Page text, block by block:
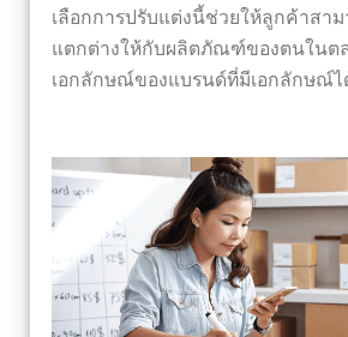
เลือกการปรับแต่งนี้ช่วยให้ลูกค้าสา
แตกต่างให้กับผลิตภัณฑ์ของตนในต
เอกลักษณ์ของแบรนด์ที่มีเอกลักษณ์ไ